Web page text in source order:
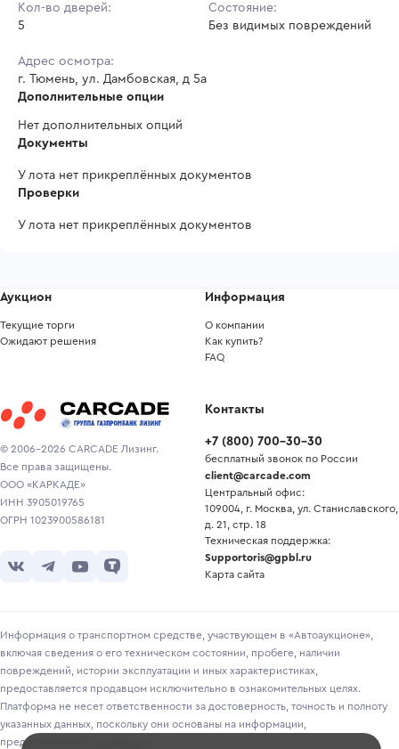
Кол-во дверей:
5
Состояние:
Без видимых повреждений
Адрес осмотра:
г. Тюмень, ул. Дамбовская, д 5а
Дополнительные опции
Нет дополнительных опций
Документы
У лота нет прикреплённых документов
Проверки
У лота нет прикреплённых документов
© 2006-2026 CARCADE Лизинг.
Все права защищены.
ООО «КАРКАДЕ»
ИНН 3905019765
ОГРН 1023900586181
Аукцион
Текущие торги
Ожидают решения
Информация
О компании
Как купить?
FAQ
Контакты
+7 (800) 700-30-30
бесплатный звонок по России
client@carcade.com
Центральный офис:
109004, г. Москва, ул. Станиславского,
д. 21, стр. 18
Техническая поддержка:
Supportoris@gpbl.ru
Карта сайта
Информация о транспортном средстве, участвующем в «Автоаукционе»,
включая сведения о его техническом состоянии, пробеге, наличии
повреждений, истории эксплуатации и иных характеристиках,
предоставляется продавцом исключительно в ознакомительных целях.
Платформа не несет ответственности за достоверность, точность и полноту
указанных данных, поскольку они основаны на информации,
предоставленной продавцом.